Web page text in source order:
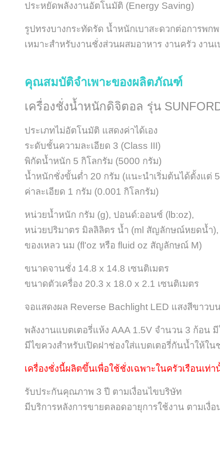
ประหยัดพลังงานอัตโนมัติ (Energy Saving)
รูปทรงบางกระทัดรัด น้ำหนักเบาสะดวกต่อการพก
เหมาะสำหรับงานชั่งส่วนผสมอาหาร งานครัว งาน
คุณสมบัติจำเพาะของผลิตภัณฑ์
เครื่องชั่งน้ำหนักดิจิตอล รุ่น
ประเภทไม่อัตโนมัติ แสดงค่าได้เอง
ระดับชั้นความละเอียด 3 (Class III)
พิกัดน้ำหนัก 5 กิโลกรัม (5000 กรัม)
น้ำหนักชั่งขั้นต่ำ 20 กรัม (แนะนำเริ่มต้นได้ตั้งแต่
ค่าละเอียด 1 กรัม (0.001 กิโลกรัม)
หน่วยน้ำหนัก กรัม (g), ปอนด์:ออนซ์ (lb:oz),
หน่วยปริมาตร มิลลิลิตร น้ำ (ml สัญลักษณ์หยดน้ำ
ของเหลว นม (fl'oz หรือ fluid oz สัญลักษณ์ M)
ขนาดจานชั่ง 14.8 x 14.8 เซนติเมตร
ขนาดตัวเครื่อง 20.3 x 18.0 x 2.1 เซนติเมตร
จอแสดงผล Reverse Bachlight LED แสงสีขาวบ
พลังงานแบตเตอรี่แห้ง AAA 1.5V จำนวน 3 ก้อน
มีไขควงสำหรับเปิดฝาช่องใส่แบตเตอรี่กันน้ำให้ใน
เครื่องชั่งนี้ผลิตขึ้นเพื่อใช้ชั่งเฉพาะในครัวเรือนเท่
รับประกันคุณภาพ 3 ปี ตามเงื่อนไขบริษัท
มีบริการหลังการขายตลอดอายุการใช้งาน ตามเงื่